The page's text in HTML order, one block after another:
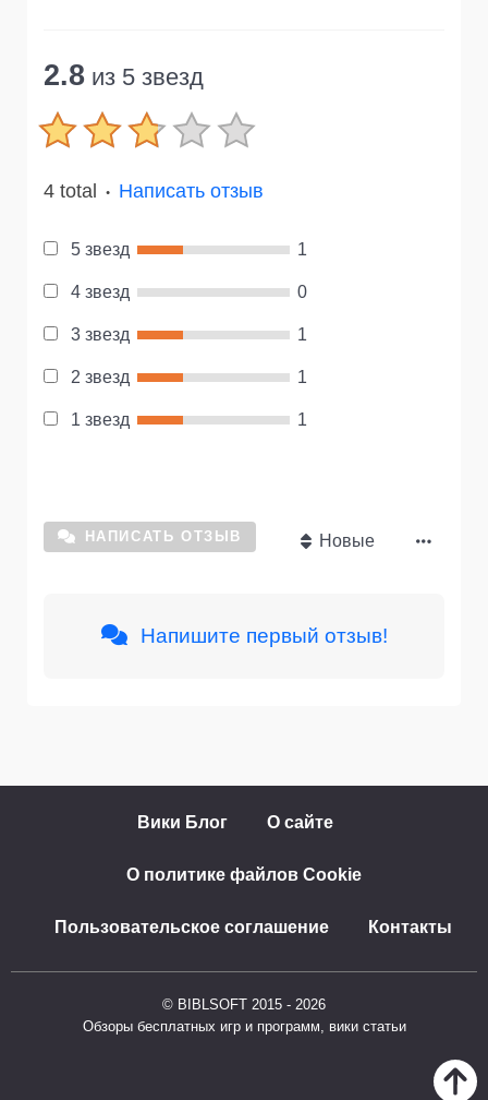
2.8 из 5 звезд
4 total ● Написать отзыв
5 звезд 1
4 звезд 0
3 звезд 1
2 звезд 1
1 звезд 1
НАПИСАТЬ ОТЗЫВ Новые
Напишите первый отзыв!
Вики Блог О сайте
О политике файлов Cookie
Пользовательское соглашение Контакты
© BIBLSOFT 2015 - 2026
Обзоры бесплатных игр и программ, вики статьи